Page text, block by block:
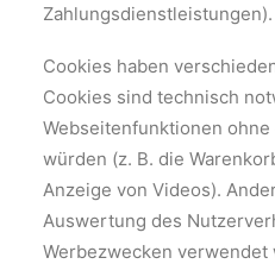
Zahlungsdienstleistungen).
Cookies haben
Cookies sind technisch
Webseitenfunktionen
würden (z. B. die
Anzeige von Videos).
Auswertung des
Werbezwecken verwendet